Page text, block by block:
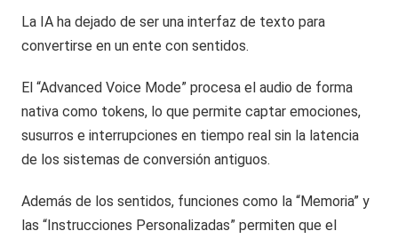
La IA ha dejado de ser una interfaz de texto para
convertirse en un ente con sentidos.
El “Advanced Voice Mode” procesa el audio de forma
nativa como tokens, lo que permite captar emociones,
susurros e interrupciones en tiempo real sin la latencia
de los sistemas de conversión antiguos.
Además de los sentidos, funciones como la “Memoria” y
las “Instrucciones Personalizadas” permiten que el